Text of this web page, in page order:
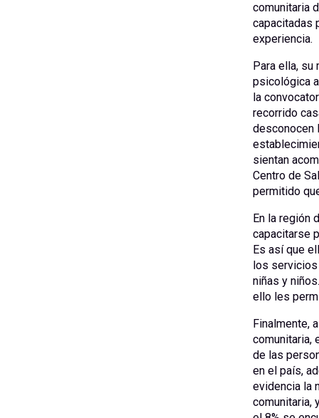
comunitaria
capacitadas
experiencia.
Para ella,
psicológica
la
recorrido
desconocen
sientan
Centro de
permitido
En la región
capacitarse
Es así que
los
niñas y
ello les
Finalmente,
comunitaria,
de las
en el país,
evidencia la
comunitaria,